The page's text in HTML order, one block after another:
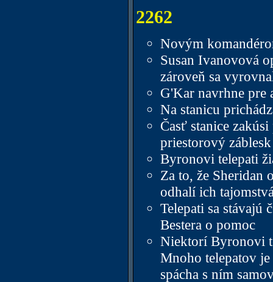
2262
Novým
Susan Ivanovová
zároveň sa
G'Kar navrhne pre
Na stanicu
Časť stanice
priestorový
Byronovi telepati
Za to, že Sheridan
odhalí ich
Telepati sa stávajú
Bestera o pomoc
Niektorí Byronovi
Mnoho telepatov
spácha s ním